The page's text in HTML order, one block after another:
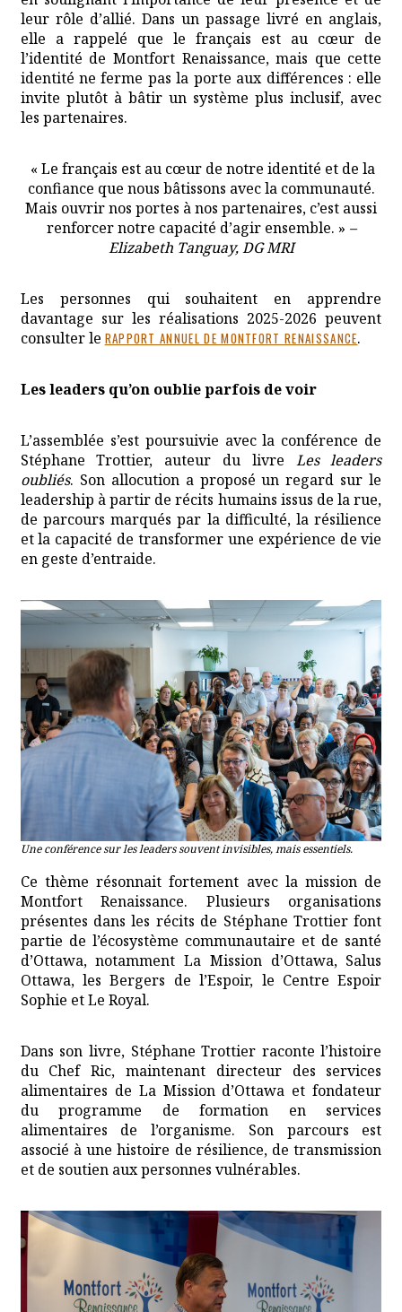
leur rôle d’allié. Dans un passage livré en anglais,
elle a rappelé que le français est au cœur de
l’identité de Montfort Renaissance, mais que cette
identité ne ferme pas la porte aux différences : elle
invite plutôt à bâtir un système plus inclusif, avec
les partenaires.
« Le français est au cœur de notre identité et de la
confiance que nous bâtissons avec la communauté.
Mais ouvrir nos portes à nos partenaires, c’est aussi
renforcer notre capacité d’agir ensemble. » –
Elizabeth Tanguay, DG MRI
Les personnes qui souhaitent en apprendre
davantage sur les réalisations 2025-2026 peuvent
consulter le RAPPORT ANNUEL DE MONTFORT RENAISSANCE.
Les leaders qu’on oublie parfois de voir
L’assemblée s’est poursuivie avec la conférence de
Stéphane Trottier, auteur du livre Les leaders
oubliés. Son allocution a proposé un regard sur le
leadership à partir de récits humains issus de la rue,
de parcours marqués par la difficulté, la résilience
et la capacité de transformer une expérience de vie
en geste d’entraide.
Une conférence sur les leaders souvent invisibles, mais essentiels.
Ce thème résonnait fortement avec la mission de
Montfort Renaissance. Plusieurs organisations
présentes dans les récits de Stéphane Trottier font
partie de l’écosystème communautaire et de santé
d’Ottawa, notamment La Mission d’Ottawa, Salus
Ottawa, les Bergers de l’Espoir, le Centre Espoir
Sophie et Le Royal.
Dans son livre, Stéphane Trottier raconte l’histoire
du Chef Ric, maintenant directeur des services
alimentaires de La Mission d’Ottawa et fondateur
du programme de formation en services
alimentaires de l’organisme. Son parcours est
associé à une histoire de résilience, de transmission
et de soutien aux personnes vulnérables.